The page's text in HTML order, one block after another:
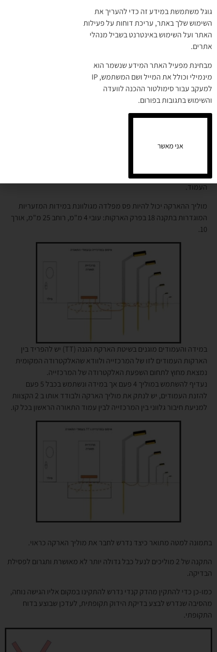
התקנת כבלים " עומק הטמנה של כבל באדמה" , כפי שצוין בשיטת
הארקת הגנה TT סביב כל עמוד ו/או המרכזייה.
לוותר על התקנת המוליך, ונדרש לחבר את יציאת החוץ של עמוד
ישירות לפס השוואת הפוטנציאלים או פס הארקות המותקן בתוך
העמוד.
מוליך ההארקה יכול להיות פס מפלדה מגולוונת במידות המזעריות
המוגדרות בתקנה 18 בפרק הארקות: עובי 4 מ"מ, רוחב 25 מ"מ, אורך
10.
במידה והעמודים מוגנים בשיטת הארקת הגנה (TT) יש להפריד בין
הארקות העמודים לזו של המרכזייה ולוודא שהאלקטרודה המקומית
נמצאת מחוץ לתחום השפעת האלקטרודה של המרכזייה.
נעדיף להשתמש במוליך 4 פעם אך במידה ונשתמש בכבל 5 פעם
להזנת העמודים, יש לנתק את מוליך הארקה ולבודד אותו ב 2 הקצוות
למניעת חיבור גלווני בין המרכזייה לבין עמוד התאורה הראשון בכל קו.
בתמונה למטה מתואר כיצד נדרש לחבר את מוליך הארקה כראוי.
התקנה של 2 מוליכים לנעל כבל גדולה יותר לא מאושרת ותגרום לפסילת
הבדיקה.
כמו-כן כדי להתקין מהדק קנדי נדרש להתקינו במקום אליו הגישה נוחה,
מהסיבה שנדרש לבצע בדיקת הידוק תקופתית, לעדכן שבוצע בדוח
התקופתי.
גוגל משתמשת במידע זה כדי להעריך את
השימוש שלך באתר, עריכת דוחות על פעילות
האתר ועל השימוש באינטרנט בשביל מנהלי
אתרים.
מבחינת מפעיל האתר המידע שנשמר הוא
מינמילי וכולל את המייל ושם המשתמש, IP
למעקב עבור סימולטור ההכנה לוועדה
והשימוש בתגובות בפורום.
אני מאשר